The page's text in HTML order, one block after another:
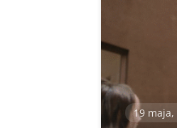
19 maja,